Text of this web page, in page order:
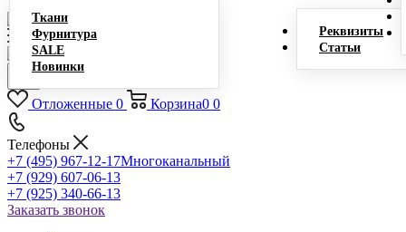
Ткани
Фурнитура
SALE
Новинки
Реквизиты
Статьи
Отложенные 0 Корзина0 0
Телефоны
+7 (495) 967-12-17Многоканальный
+7 (929) 607-06-13
+7 (925) 340-66-13
Заказать звонок